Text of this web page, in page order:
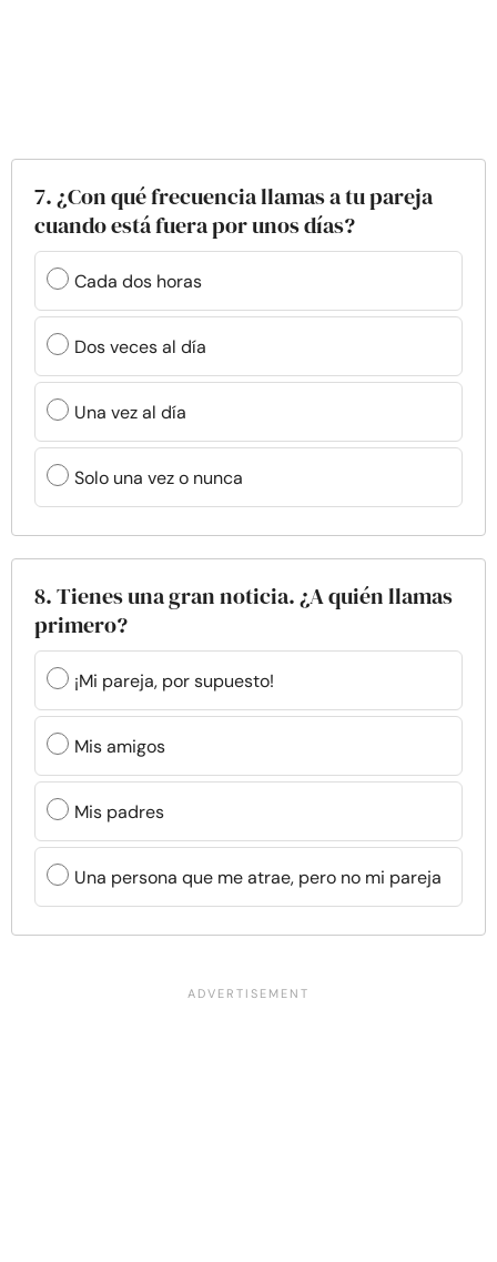
7. ¿Con qué frecuencia llamas a tu pareja
cuando está fuera por unos días?
Cada dos horas
Dos veces al día
Una vez al día
Solo una vez o nunca
8. Tienes una gran noticia. ¿A quién llamas
primero?
¡Mi pareja, por supuesto!
Mis amigos
Mis padres
Una persona que me atrae, pero no mi pareja